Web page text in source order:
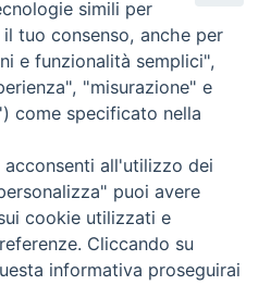
Incontro dei cappellani
Militare per l'Italia
Salita del Grillo, 37 - 00184 Roma
simili per
tuo consenso, anche per
e funzionalità semplici",
"misurazione" e
come specificato nella
all'utilizzo dei
puoi avere
cookie utilizzati e
Cliccando su
informativa proseguirai